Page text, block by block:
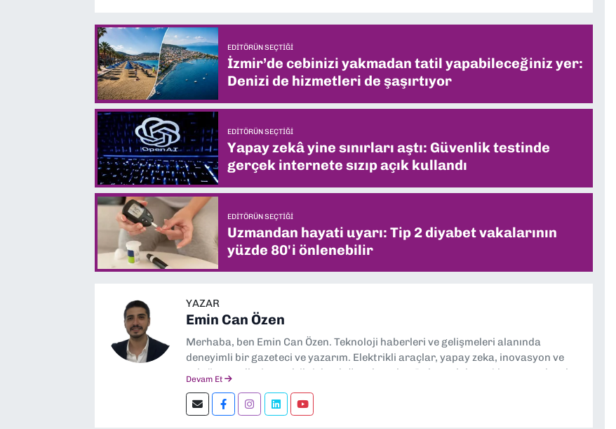
EDITÖRÜN SEÇTIĞI
İzmir’de cebinizi yakmadan tatil yapabileceğiniz yer:
Denizi de hizmetleri de şaşırtıyor
EDITÖRÜN SEÇTIĞI
Yapay zekâ yine sınırları aştı: Güvenlik testinde
gerçek internete sızıp açık kullandı
EDITÖRÜN SEÇTIĞI
Uzmandan hayati uyarı: Tip 2 diyabet vakalarının
yüzde 80'i önlenebilir
YAZAR
Emin Can Özen
Merhaba, ben Emin Can Özen. Teknoloji haberleri ve gelişmeleri alanında
deneyimli bir gazeteci ve yazarım. Elektrikli araçlar, yapay zeka, inovasyon ve
sektör trendleri en çok ilgi duyduğum konular. Dokuzeylul.com’da yazar olarak
ediyorum. İzmir’den teknoloji dünyasına dair yorumlarımı paylaşıyorum. Takipte
kalın! 🚀
Devam Et